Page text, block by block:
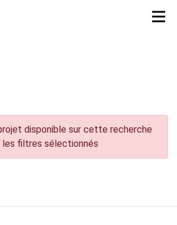
disponible sur cette recherche
filtres sélectionnés